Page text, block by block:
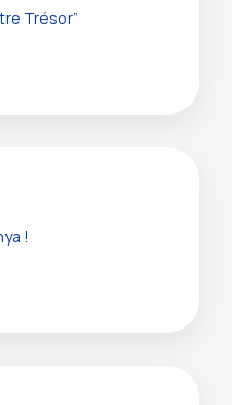
Trésor”
!